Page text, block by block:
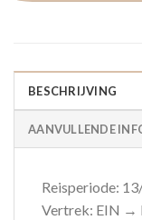
BESCHRIJVING
AANVULLENDE
Reisperiode:
Vertrek: EIN →